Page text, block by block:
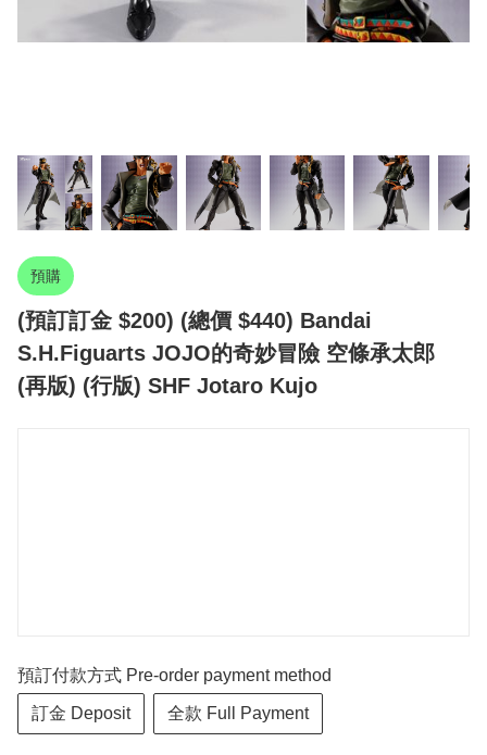
預購
(預訂訂金 $200) (總價 $440) Bandai
S.H.Figuarts JOJO的奇妙冒險 空條承太郎
(再版) (行版) SHF Jotaro Kujo
預訂付款方式 Pre-order payment method
訂金 Deposit 全款 Full Payment